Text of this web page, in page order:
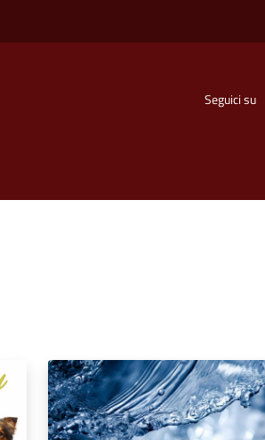
Seguici su